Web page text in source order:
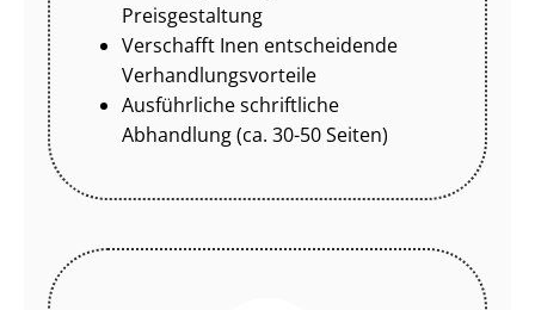
Preisgestaltung
Verschafft Inen entscheidende
Ver­hand­lungs­vor­tei­le
Ausführliche schriftliche
Abhandlung (ca. 30-50 Seiten)